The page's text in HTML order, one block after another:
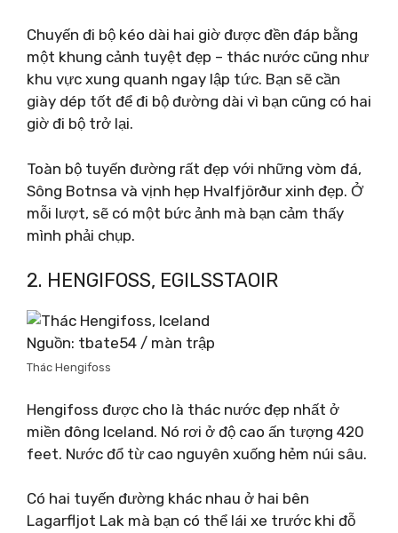
Chuyến đi bộ kéo dài hai giờ được đền đáp bằng
một khung cảnh tuyệt đẹp – thác nước cũng như
khu vực xung quanh ngay lập tức. Bạn sẽ cần
giày dép tốt để đi bộ đường dài vì bạn cũng có hai
giờ đi bộ trở lại.
Toàn bộ tuyến đường rất đẹp với những vòm đá,
Sông Botnsa và vịnh hẹp Hvalfjörður xinh đẹp. Ở
mỗi lượt, sẽ có một bức ảnh mà bạn cảm thấy
mình phải chụp.
2. HENGIFOSS, EGILSSTAOIR
Nguồn: tbate54 / màn trập
Thác Hengifoss
Hengifoss được cho là thác nước đẹp nhất ở
miền đông Iceland. Nó rơi ở độ cao ấn tượng 420
feet. Nước đổ từ cao nguyên xuống hẻm núi sâu.
Có hai tuyến đường khác nhau ở hai bên
Lagarfljot Lak mà bạn có thể lái xe trước khi đỗ